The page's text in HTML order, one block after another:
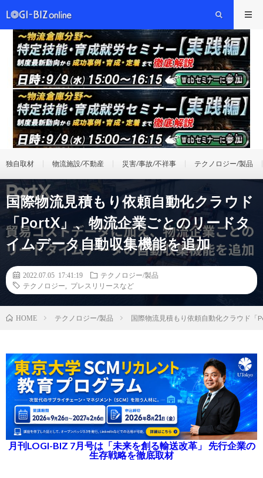
独自取材 物流施設/不動産 災害/事故/不祥事 テクノロジー/製品
国際物流見積もり依頼自動化クラウド
「PortX」、物流企業ごとのリードタ
イムデータ自動収集機能を追加
2022.07.05 17:41:19
テクノロジー/製品
テクノロジー
プレスリリースなど
HOME テクノロジー/製品 国際物流見積もり依頼自動化クラウド「
月刊LOGI-BIZ 7月号は「未来を創る輸送改革」 先行企業の
生存戦略を徹底取材